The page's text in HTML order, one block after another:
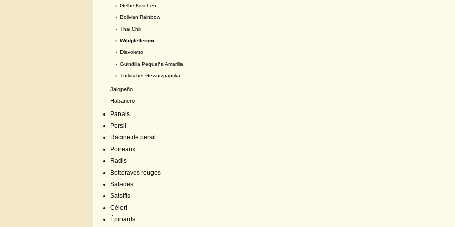
› Gelbe Kirschen
› Bolivian Rainbow
› Thai Chili
› Wildpfefferoni
› Diavoletto
› Guindilla Pequeña Amarilla
› Türkischer Gewürzpaprika
Jalopeño
Habanero
Panais
Persil
Racine de persil
Poireaux
Radis
Betteraves rouges
Salades
Salsifis
Céleri
Épinards